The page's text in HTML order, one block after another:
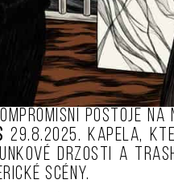
postoje na
29.8.2025. Kapela,
drzosti a
scény.